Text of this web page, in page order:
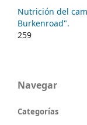
Nutrición del
Burkenroad".
259
Navegar
Categorías